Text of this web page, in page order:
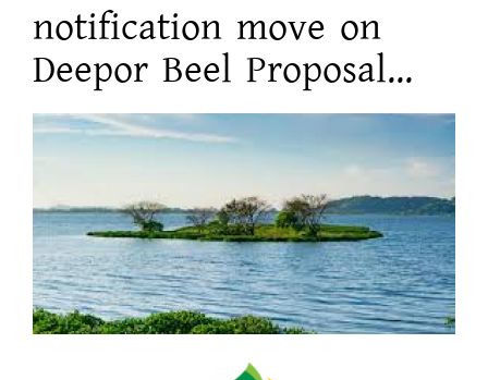
notification move on
Deepor Beel Proposal...